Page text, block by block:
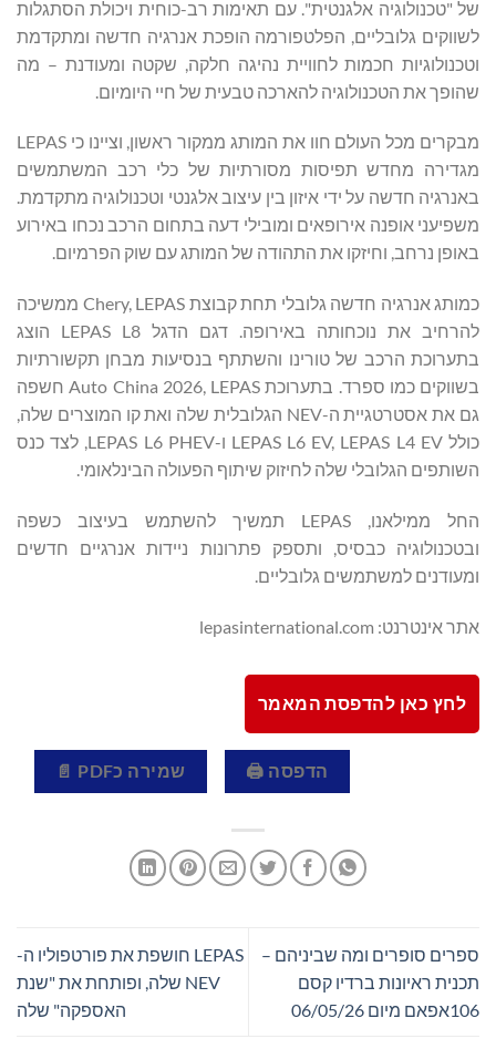
של "טכנולוגיה אלגנטית". עם תאימות רב-כוחית ויכולת הסתגלות
לשווקים גלובליים, הפלטפורמה הופכת אנרגיה חדשה ומתקדמת
וטכנולוגיות חכמות לחוויית נהיגה חלקה, שקטה ומעודנת – מה
שהופך את הטכנולוגיה להארכה טבעית של חיי היומיום.
מבקרים מכל העולם חוו את המותג ממקור ראשון, וציינו כי LEPAS
מגדירה מחדש תפיסות מסורתיות של כלי רכב המשתמשים
באנרגיה חדשה על ידי איזון בין עיצוב אלגנטי וטכנולוגיה מתקדמת.
משפיעני אופנה אירופאים ומובילי דעה בתחום הרכב נכחו באירוע
באופן נרחב, וחיזקו את התהודה של המותג עם שוק הפרמיום.
כמותג אנרגיה חדשה גלובלי תחת קבוצת Chery, LEPAS ממשיכה
להרחיב את נוכחותה באירופה. דגם הדגל LEPAS L8 הוצג
בתערוכת הרכב של טורינו והשתתף בנסיעות מבחן תקשורתיות
בשווקים כמו ספרד. בתערוכת Auto China 2026, LEPAS חשפה
גם את אסטרטגיית ה-NEV הגלובלית שלה ואת קו המוצרים שלה,
כולל LEPAS L6 EV, LEPAS L4 EV ו-LEPAS L6 PHEV, לצד כנס
השותפים הגלובלי שלה לחיזוק שיתוף הפעולה הבינלאומי.
החל ממילאנו, LEPAS תמשיך להשתמש בעיצוב כשפה
ובטכנולוגיה כבסיס, ותספק פתרונות ניידות אנרגיים חדשים
ומעודנים למשתמשים גלובליים.
אתר אינטרנט: lepasinternational.com
לחץ כאן להדפסת המאמר
הדפסה 🖨 שמירה כPDF 📄
ספרים סופרים ומה שביניהם –
תכנית ראיונות ברדיו קסם
106אפאם מיום 06/05/26
LEPAS חושפת את פורטפוליו ה-
NEV שלה, ופותחת את "שנת
האספקה" שלה